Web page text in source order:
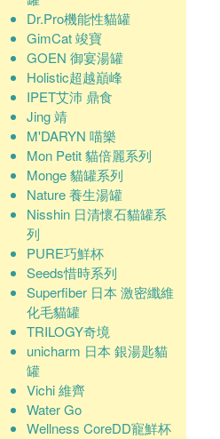
Dr.Pro機能性貓罐
GimCat 竣寶
GOEN 御宴湯罐
Holistic超越巔峰
IPET艾沛 鼎食
Jing 靖
M'DARYN 喵樂
Mon Petit 貓倍麗系列
Monge 貓罐系列
Nature 養生湯罐
Nisshin 日清懷石貓罐系
列
PURE巧鮮杯
Seeds惜時系列
Superfiber 日本 激密纖維
化毛貓罐
TRILOGY奇境
unicharm 日本 銀湯匙貓
罐
Vichi 維齊
Water Go
Wellness CoreDD寵鮮杯